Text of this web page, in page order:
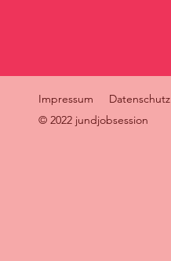
Impressum Datenschutz
© 2022 jundjobsession